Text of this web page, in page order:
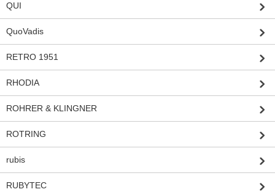
QUI
QuoVadis
RETRO 1951
RHODIA
ROHRER & KLINGNER
ROTRING
rubis
RUBYTEC